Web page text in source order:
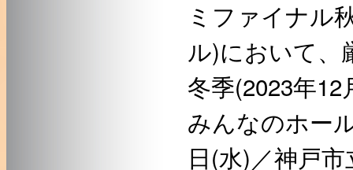
ミファイナル
ル)において、
冬季(2023年
みんなのホー
日(水)／神戸